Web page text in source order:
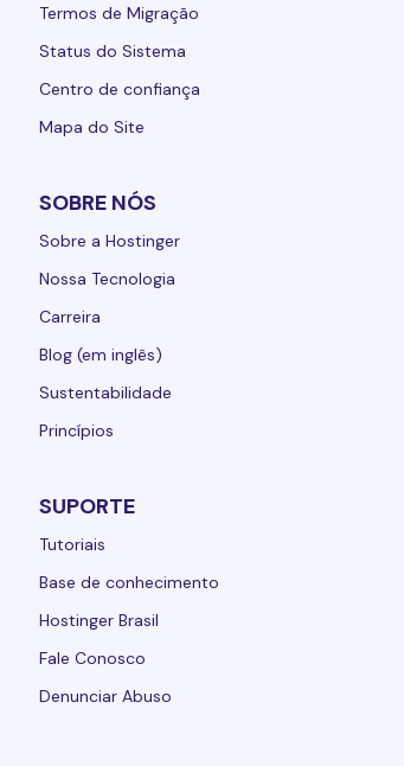
Termos de Migração
Status do Sistema
Centro de confiança
Mapa do Site
SOBRE NÓS
Sobre a Hostinger
Nossa Tecnologia
Carreira
Blog (em inglês)
Sustentabilidade
Princípios
SUPORTE
Tutoriais
Base de conhecimento
Hostinger Brasil
Fale Conosco
Denunciar Abuso